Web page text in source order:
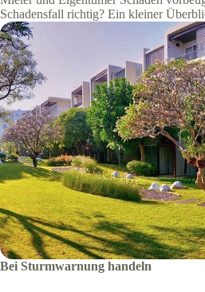
Schadensfall richtig? Ein kleiner
Bei Sturmwarnung handeln